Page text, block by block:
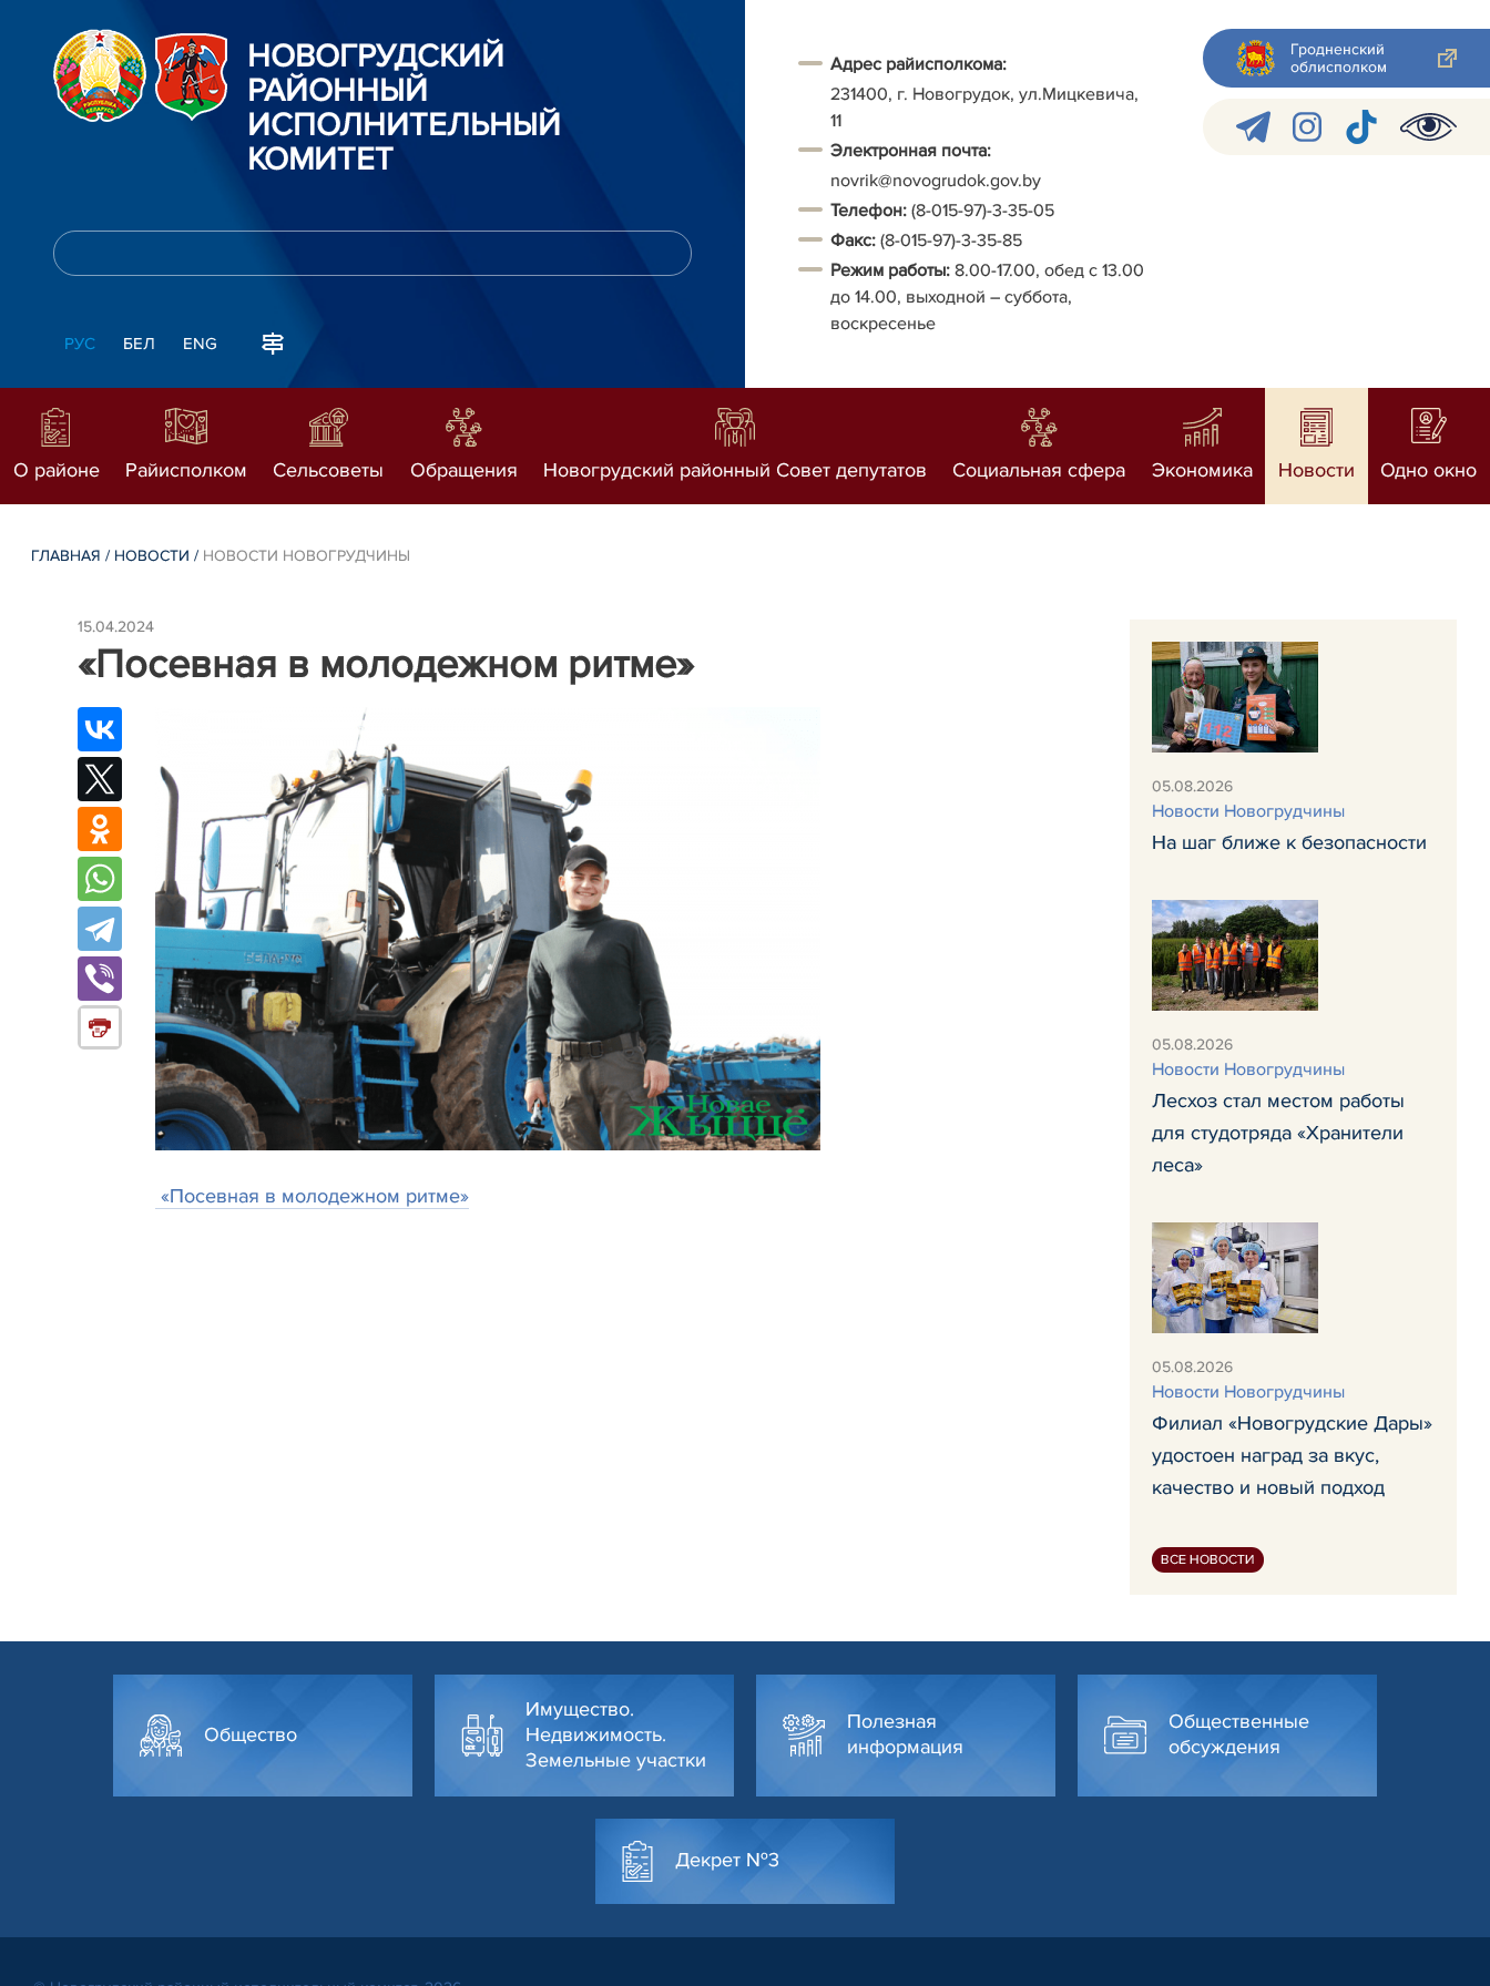
НОВОГРУДСКИЙ
РАЙОННЫЙ
ИСПОЛНИТЕЛЬНЫЙ
КОМИТЕТ
РУС БЕЛ ENG
Адрес райисполкома:
231400, г. Новогрудок, ул.Мицкевича,
11
Электронная почта:
novrik@novogrudok.gov.by
Телефон: (8-015-97)-3-35-05
Факс: (8-015-97)-3-35-85
Режим работы: 8.00-17.00, обед с 13.00
до 14.00, выходной – суббота,
воскресенье
Гродненский
облисполком
О районе Райисполком Сельсоветы Обращения Новогрудский районный Совет депутатов Социальная сфера Экономика Новости Одно окно
ГЛАВНАЯ / НОВОСТИ / НОВОСТИ НОВОГРУДЧИНЫ
15.04.2024
«Посевная в молодежном ритме»
«Посевная в молодежном ритме»
05.08.2026
Новости Новогрудчины
На шаг ближе к безопасности
05.08.2026
Новости Новогрудчины
Лесхоз стал местом работы
для студотряда «Хранители
леса»
05.08.2026
Новости Новогрудчины
Филиал «Новогрудские Дары»
удостоен наград за вкус,
качество и новый подход
ВСЕ НОВОСТИ
Общество
Имущество.
Недвижимость.
Земельные участки
Полезная
информация
Общественные
обсуждения
Декрет №3